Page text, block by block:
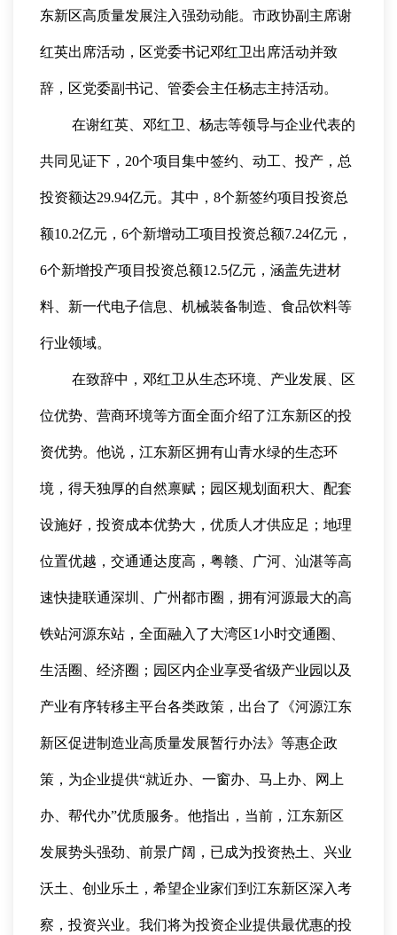
东新区高质量发展注入强劲动能。市政协副主席谢
红英出席活动，区党委书记邓红卫出席活动并致
辞，区党委副书记、管委会主任杨志主持活动。
在谢红英、邓红卫、杨志等领导与企业代表的
共同见证下，20个项目集中签约、动工、投产，总
投资额达29.94亿元。其中，8个新签约项目投资总
额10.2亿元，6个新增动工项目投资总额7.24亿元，
6个新增投产项目投资总额12.5亿元，涵盖先进材
料、新一代电子信息、机械装备制造、食品饮料等
行业领域。
在致辞中，邓红卫从生态环境、产业发展、区
位优势、营商环境等方面全面介绍了江东新区的投
资优势。他说，江东新区拥有山青水绿的生态环
境，得天独厚的自然禀赋；园区规划面积大、配套
设施好，投资成本优势大，优质人才供应足；地理
位置优越，交通通达度高，粤赣、广河、汕湛等高
速快捷联通深圳、广州都市圈，拥有河源最大的高
铁站河源东站，全面融入了大湾区1小时交通圈、
生活圈、经济圈；园区内企业享受省级产业园以及
产业有序转移主平台各类政策，出台了《河源江东
新区促进制造业高质量发展暂行办法》等惠企政
策，为企业提供“就近办、一窗办、马上办、网上
办、帮代办”优质服务。他指出，当前，江东新区
发展势头强劲、前景广阔，已成为投资热土、兴业
沃土、创业乐土，希望企业家们到江东新区深入考
察，投资兴业。我们将为投资企业提供最优惠的投